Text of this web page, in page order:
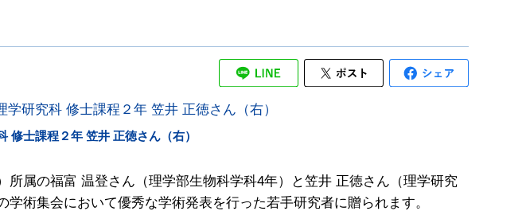
修士課程２年 笠井 正徳さん（右）
属の福富 温登さん（理学部生物科学科4年）と笠井 正徳さん（理学研究
術集会において優秀な学術発表を行った若手研究者に贈られます。